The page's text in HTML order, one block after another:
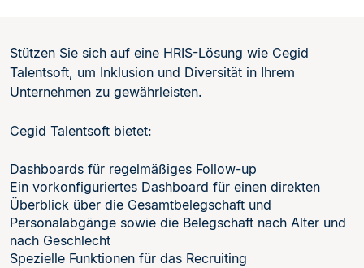
Stützen Sie sich auf eine HRIS-Lösung wie Cegid
Talentsoft, um Inklusion und Diversität in Ihrem
Unternehmen zu gewährleisten.
Cegid Talentsoft bietet:
Dashboards für regelmäßiges Follow-up
Ein vorkonfiguriertes Dashboard für einen direkten
Überblick über die Gesamtbelegschaft und
Personalabgänge sowie die Belegschaft nach Alter und
nach Geschlecht
Spezielle Funktionen für das Recruiting